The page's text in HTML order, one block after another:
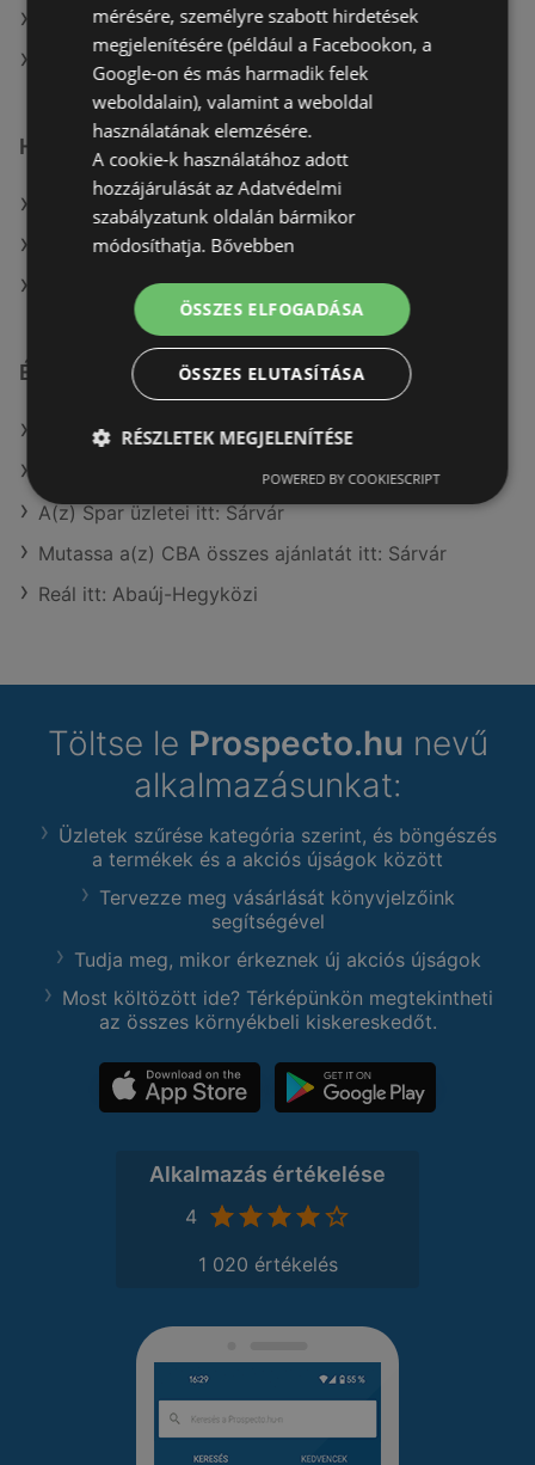
A(z) Brendon aktuális akciós újságjai
A(z) Pepco üzletei itt: Sopron-Fertődi
Hasonló kiskereskedők
A(z) Herbária ajánlatai
A(z) Brendon ajánlatai
A(z) Dacia Sandero ajánlatai
Érdeklődésre számot tartó elemek itt:
A(z) Privát üzletei itt: Sárvár
A(z) TEDi Distribution SRL üzletei itt: Sárvár
A(z) Spar üzletei itt: Sárvár
Mutassa a(z) CBA összes ajánlatát itt: Sárvár
Reál itt: Abaúj-Hegyközi
Töltse le Prospecto.hu nevű
alkalmazásunkat:
Üzletek szűrése kategória szerint, és böngészés
a termékek és a akciós újságok között
Tervezze meg vásárlását könyvjelzőink
segítségével
Tudja meg, mikor érkeznek új akciós újságok
Most költözött ide? Térképünkön megtekintheti
az összes környékbeli kiskereskedőt.
Alkalmazás értékelése
4
1 020 értékelés
mérésére, személyre szabott hirdetések
megjelenítésére (például a Facebookon, a
Google-on és más harmadik felek
weboldalain), valamint a weboldal
használatának elemzésére.
A cookie-k használatához adott
hozzájárulását az Adatvédelmi
szabályzatunk oldalán bármikor
módosíthatja. Bővebben
ÖSSZES ELFOGADÁSA
ÖSSZES ELUTASÍTÁSA
RÉSZLETEK MEGJELENÍTÉSE
POWERED BY COOKIESCRIPT